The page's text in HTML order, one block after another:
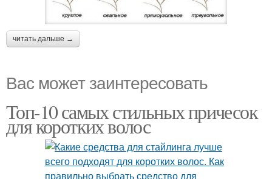
читать дальше →
Вас может заинтересовать
Топ-10 самых стильных причесок
для коротких волос